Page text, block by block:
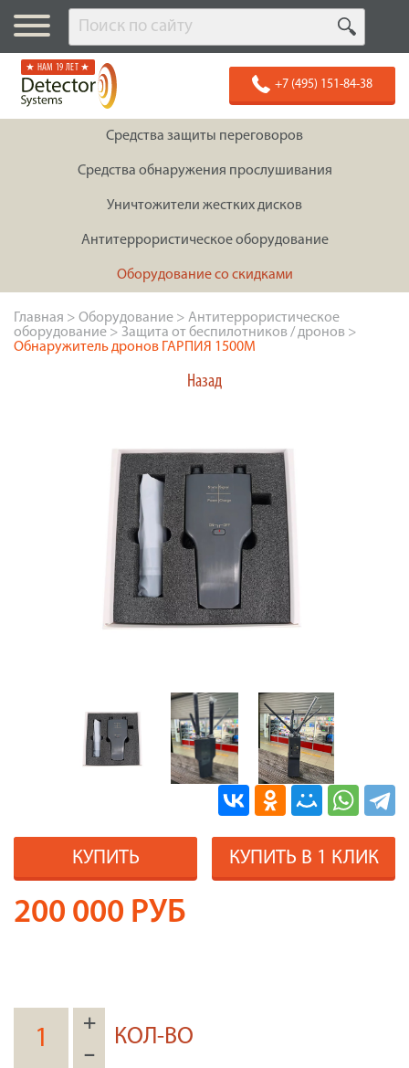
★ НАМ 19 ЛЕТ ★
+7 (495) 151-84-38
Средства защиты переговоров
Средства обнаружения прослушивания
Уничтожители жестких дисков
Антитеррористическое оборудование
Оборудование со скидками
Главная > Оборудование > Антитеррористическое
оборудование > Защита от беспилотников / дронов >
Обнаружитель дронов ГАРПИЯ 1500М
Назад
КУПИТЬ КУПИТЬ В 1 КЛИК
200 000 РУБ
+
–
КОЛ-ВО